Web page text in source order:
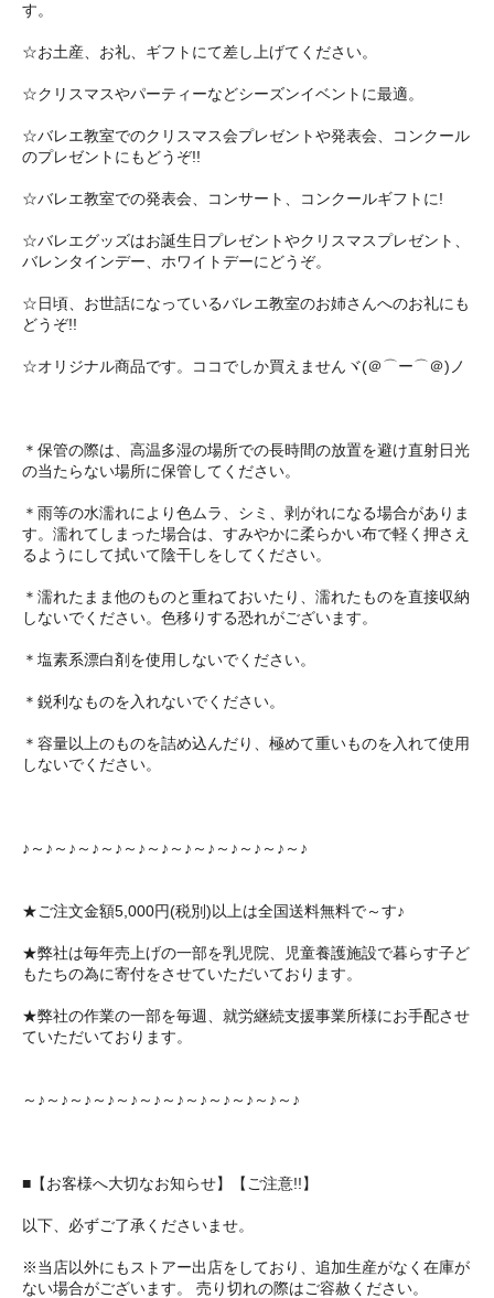
す。
☆お土産、お礼、ギフトにて差し上げてください。
☆クリスマスやパーティーなどシーズンイベントに最適。
☆バレエ教室でのクリスマス会プレゼントや発表会、コンクール
のプレゼントにもどうぞ!!
☆バレエ教室での発表会、コンサート、コンクールギフトに!
☆バレエグッズはお誕生日プレゼントやクリスマスプレゼント、
バレンタインデー、ホワイトデーにどうぞ。
☆日頃、お世話になっているバレエ教室のお姉さんへのお礼にも
どうぞ!!
☆オリジナル商品です。ココでしか買えませんヾ(＠⌒ー⌒＠)ノ
＊保管の際は、高温多湿の場所での長時間の放置を避け直射日光
の当たらない場所に保管してください。
＊雨等の水濡れにより色ムラ、シミ、剥がれになる場合がありま
す。濡れてしまった場合は、すみやかに柔らかい布で軽く押さえ
るようにして拭いて陰干しをしてください。
＊濡れたまま他のものと重ねておいたり、濡れたものを直接収納
しないでください。色移りする恐れがございます。
＊塩素系漂白剤を使用しないでください。
＊鋭利なものを入れないでください。
＊容量以上のものを詰め込んだり、極めて重いものを入れて使用
しないでください。
♪～♪～♪～♪～♪～♪～♪～♪～♪～♪～♪～♪～♪
★ご注文金額5,000円(税別)以上は全国送料無料で～す♪
★弊社は毎年売上げの一部を乳児院、児童養護施設で暮らす子ど
もたちの為に寄付をさせていただいております。
★弊社の作業の一部を毎週、就労継続支援事業所様にお手配させ
ていただいております。
～♪～♪～♪～♪～♪～♪～♪～♪～♪～♪～♪～♪
■【お客様へ大切なお知らせ】【ご注意!!】
以下、必ずご了承くださいませ。
※当店以外にもストアー出店をしており、追加生産がなく在庫が
ない場合がございます。 売り切れの際はご容赦ください。